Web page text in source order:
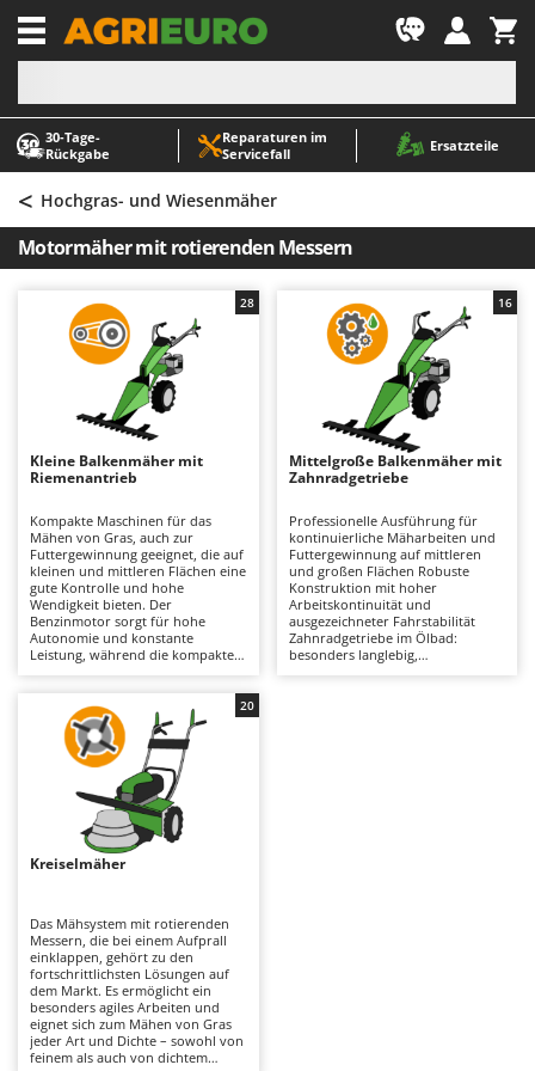
30‑Tage-
Rückgabe
Reparaturen im
Servicefall
Ersatzteile
-1
A
Abbeermaschinen - Traubenmühlen
Abfüllgeräte
Akku Gartenscheren
Akku Gras- und Strauchscheren
Akku-Stichsägen
Allzwecktransporter - Motorschubkarren
Alu-Teleskopleitern
Anbaubagger Heckbagger für Traktoren
Arbeitsschutzkleidung
Aschesauger
Astkettensägen - Hochentaster
Astscheren
Atemschutzgeräte
Aufroller für Olivennetze
Aufschnittmaschinen
Auslegemulcher für Traktoren
Äxte - Beile und Spalthammer
Balkenmäher
Bandsägen
Batterieladegeräte - Starthilfegeräte
Baumscheren - pneumatisch
Baumstumpffräsen
Bindezangen - elektrisch
Bodenfräsen für Traktor
A
ABAC
AgriEuro Premium
AgriEuro TOP-LINE
AGT
Aima
Airmec
ALA 2000
Alpina
Ama
Ambrogio Robot
Annovi Reverberi
ANTHBOT
Archman
Ardes
Argo
Ariete
Artus
Attila
Ausonia
Awelco
B
Baesso
Bahco
< Hochgras- und Wiesenmäher
Motormäher mit rotierenden Messern
Kleine Balkenmäher mit
Riemenantrieb
Kompakte Maschinen für das
Mähen von Gras, auch zur
Futtergewinnung geeignet, die auf
kleinen und mittleren Flächen eine
gute Kontrolle und hohe
Wendigkeit bieten. Der
Benzinmotor sorgt für hohe
Autonomie und konstante
Leistung, während die kompakte
Der Riemenantrieb fungiert als
mechanische „Sicherung“: Im Falle
eines Aufpralls rutscht der Riemen
durch und schützt so die internen
Getriebekomponenten. Erhältlich
auch als
<strong>Multifunktionsmodelle</s
trong> mit verschiedenen
Anbaugeräten wie Bodenfräsen,
Häufelpflügen, Vertikutierern oder
Schneeschildern. Für eine lange
reinigen, zu schärfen und zu
schmieren sowie Luftfilter,
Motoröl und Zündkerzen des
Benzinmotors regelmäßig zu
kontrollieren.
28
Mittelgroße Balkenmäher mit
Zahnradgetriebe
Professionelle Ausführung für
kontinuierliche Mäharbeiten und
Futtergewinnung auf mittleren
und großen Flächen Robuste
Konstruktion mit hoher
Arbeitskontinuität und
ausgezeichneter Fahrstabilität
Zahnradgetriebe im Ölbad:
besonders langlebig,
16
Kreiselmäher
Das Mähsystem mit rotierenden
Messern, die bei einem Aufprall
einklappen, gehört zu den
fortschrittlichsten Lösungen auf
dem Markt. Es ermöglicht ein
besonders agiles Arbeiten und
eignet sich zum Mähen von Gras
jeder Art und Dichte – sowohl von
feinem als auch von dichtem
20